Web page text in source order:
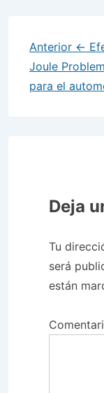
Anterior ←
Joule
para el
Deja
Tu
será
están